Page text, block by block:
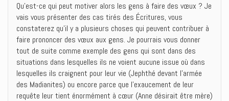
Qu’est-ce qui peut motiver alors les gens à faire des vœux ? Je
vais vous présenter des cas tirés des Écritures, vous
constaterez qu’il y a plusieurs choses qui peuvent contribuer à
faire prononcer des vœux aux gens. Je pourrais vous donner
tout de suite comme exemple des gens qui sont dans des
situations dans lesquelles ils ne voient aucune issue où dans
lesquelles ils craignent pour leur vie (Jephthé devant l’armée
des Madianites) ou encore parce que l’exaucement de leur
requête leur tient énormément à cœur (Anne désirait être mère)